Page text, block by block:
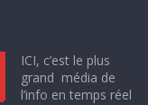
ICI, c’est le plus
grand média de
l’info en temps réel